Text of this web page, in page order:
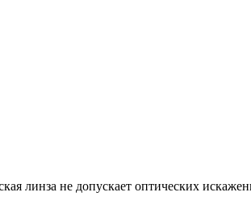
линза не допускает оптических